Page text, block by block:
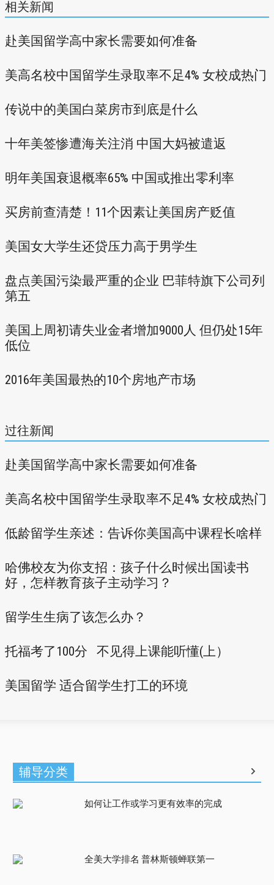
相关新闻
赴美国留学高中家长需要如何准备
美高名校中国留学生录取率不足4% 女校成热门
传说中的美国白菜房市到底是什么
十年美签惨遭海关注消 中国大妈被遣返
明年美国衰退概率65% 中国或推出零利率
买房前查清楚！11个因素让美国房产贬值
美国女大学生还贷压力高于男学生
盘点美国污染最严重的企业 巴菲特旗下公司列
第五
美国上周初请失业金者增加9000人 但仍处15年
低位
2016年美国最热的10个房地产市场
过往新闻
赴美国留学高中家长需要如何准备
美高名校中国留学生录取率不足4% 女校成热门
低龄留学生亲述：告诉你美国高中课程长啥样
哈佛校友为你支招：孩子什么时候出国读书
好，怎样教育孩子主动学习？
留学生生病了该怎么办？
托福考了100分 不见得上课能听懂(上）
美国留学 适合留学生打工的环境
辅导分类
如何让工作或学习更有效率的完成
全美大学排名 普林斯顿蝉联第一